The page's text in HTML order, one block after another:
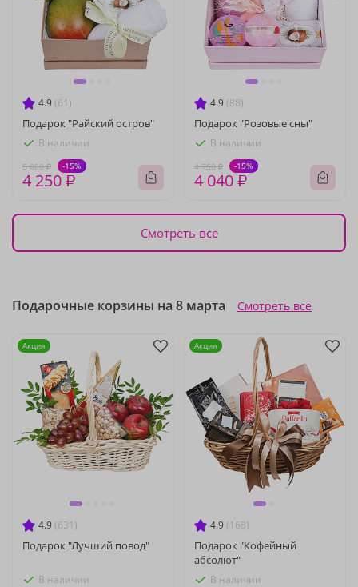
4.9 (61)
Подарок "Райский остров"
В наличии
5 000 ₽ -15%
4 250 ₽
4.9 (88)
Подарок "Розовые сны"
В наличии
4 750 ₽ -15%
4 040 ₽
Смотреть все
Подарочные корзины на 8 марта Смотреть все
4.9 (631)
Подарок "Лучший повод"
В наличии
Акция
4.9 (168)
Подарок "Кофейный
абсолют"
В наличии
Акция